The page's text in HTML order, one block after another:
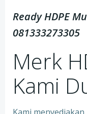
Ready HDPE
081333273305
Merk
Kami